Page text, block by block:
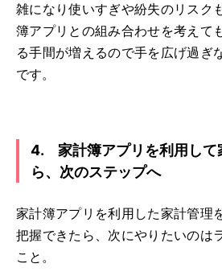
雑になり使いすぎや紛失のリスク
簿アプリとの組み合わせを考えて
る手間が増えるので手を広げ過ぎ
です。
4. 家計簿アプリを利用して
ら、次のステップへ
家計簿アプリを利用した家計管理
把握できたら、次にやりたいのは
こと。